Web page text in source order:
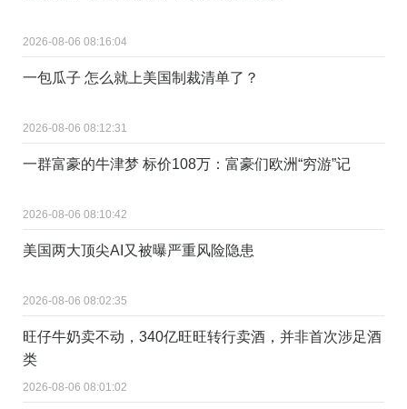
2026-08-06 08:16:04
一包瓜子 怎么就上美国制裁清单了？
2026-08-06 08:12:31
一群富豪的牛津梦 标价108万：富豪们欧洲“穷游”记
2026-08-06 08:10:42
美国两大顶尖AI又被曝严重风险隐患
2026-08-06 08:02:35
旺仔牛奶卖不动，340亿旺旺转行卖酒，并非首次涉足酒
类
2026-08-06 08:01:02